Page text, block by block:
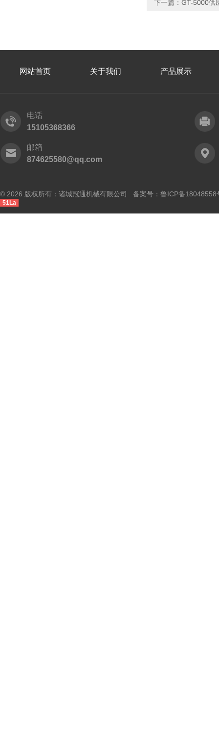
下一篇： GT-5000供
网站首页 关于我们 产品展示
电话
15105368366
邮箱
874625580@qq.com
© 2026 版权所有：诸城冠通机械有限公司 备案号： 鲁ICP备18048558
51La